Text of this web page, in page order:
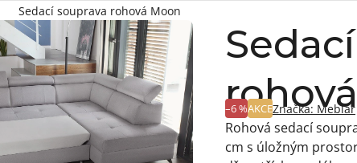
Sedací souprava rohová Moon
–6 %AKCEZnačka: Meblar
Rohová sedací
cm s úložným